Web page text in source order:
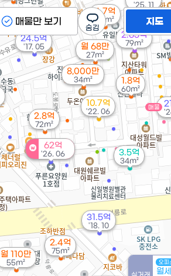
실거래
오피
월
월 68만
27m²
62억
'26. 06
매물
3.5억
34m²
2.8억
72m²
4.7억
65m²
8,000만
34m²
'25. 11
월 110만
55m²
1.8억
60m²
2.65억
79m²
10.7억
'22. 06
2.4억
75m²
31.5억
'18. 10
24.5억
'17. 05
지도
매물만 보기